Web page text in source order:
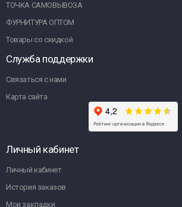
ТОЧКА САМОВЫВОЗА
ФУРНИТУРА ОПТОМ
Товары со скидкой
Служба поддержки
Связаться с нами
Карта сайта
Личный кабинет
Личный кабинет
История заказов
Мои закладки